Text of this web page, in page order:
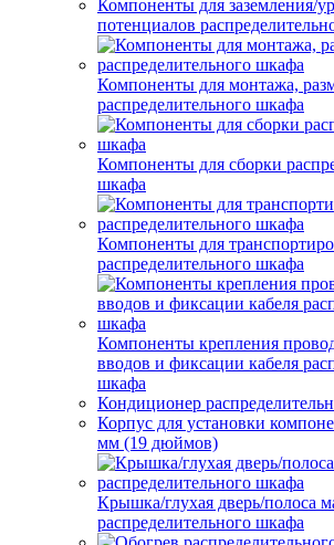
Компоненты для заземления/
потенциалов
Компоненты для монтажа,
распределительного шкафа
Компоненты для сборки
шкафа
Компоненты для
распределительного шкафа
Компоненты крепления
вводов и фиксации кабеля
шкафа
Кондиционер
Корпус для установки
мм (19 дюймов)
Крышка/глухая дверь/полоса
распределительного шкафа